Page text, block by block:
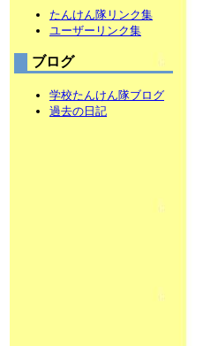
たんけん隊リンク集
ユーザーリンク集
ブログ
学校たんけん隊ブログ
過去の日記